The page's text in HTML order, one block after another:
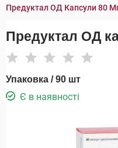
Предуктал ОД Капсули 80
Предуктал ОД
Упаковка / 90 шт
Є в наявності